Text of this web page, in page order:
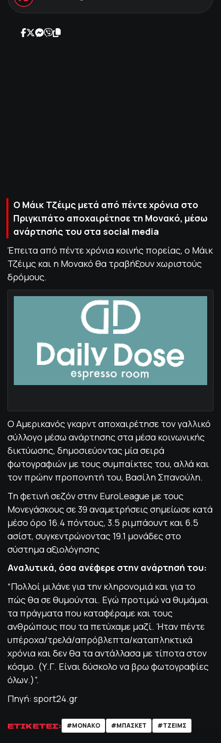
ΠΡΟΓΡΑΜΜΑ
ΒΑΘΜΟΛΟΓΙΕΣ
Ο Μάικ Τζέιμς μετά από πέντε χρόνια στο
Πριγκιπάτο αποχαιρέτησε τη Μονακό, μέσω
ανάρτησής του στα social media
Έπειτα από πέντε χρόνια κοινής πορείας, o Μάικ
Τζέιμς και η Μονακό θα τραβήξουν χωριστούς
δρόμους.
Ο Αμερικανός γκαρντ αποχαιρέτησε τον γαλλικό
σύλλογο μέσω ανάρτησης στα μέσα κοινωνικής
δικτύωσης, δημοσιεύοντας μία σειρά
φωτογραφιών με τους συμπαίκτες του, αλλά και
τον πρώην προπονητή του, Βασίλη Σπανούλη.
Τη φετινή σεζόν στην EuroLeague με τους
Μονεγάσκους σε 39 αναμετρήσεις σημείωσε κατά
μέσο όρο 16.4 πόντους, 3.5 ριμπάουντ και 6.5
ασίστ, συγκεντρώνοντας 19.1 μονάδες στο
σύστημα αξιολόγησης
Αναλυτικά, όσα ανέφερε στην ανάρτησή του:
“Πολλοί μιλάνε για την κληρονομιά και για το
πώς θα σε θυμούνται. Εγώ προτιμώ να θυμάμαι
τα πράγματα που καταφέραμε και τους
ανθρώπους που τα πετύχαμε μαζί. Ήταν πέντε
υπέροχα/τρελά/απρόβλεπτα/καταπληκτικά
χρόνια και δεν θα τα αντάλλασα με τίποτα στον
κόσμο. (Υ.Γ. Είναι δύσκολο να βρω φωτογραφίες
όλων.)”.
Πηγή: sport24.gr
ΕΤΙΚΕΤΕΣ: #ΜΟΝΑΚΟ #ΜΠΑΣΚΕΤ #ΤΖΕΙΜΣ